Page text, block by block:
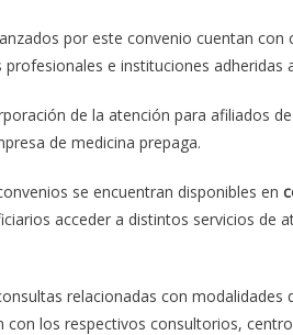
por este convenio cuentan con
e instituciones adheridas
de la atención para afiliados de
de medicina prepaga.
se encuentran disponibles en
acceder a distintos servicios de
relacionadas con
los respectivos consultorios,